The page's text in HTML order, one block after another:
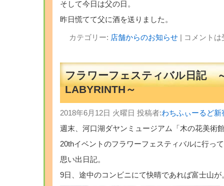
そして今日は父の日。
昨日慌てて父に酒を送りました。
カテゴリー: 店舗からのお知らせ| コメント
フラワーフェスティバル日記
LABYRINTH～
2018年6月12日 火曜日 投稿者:わちふぃーるど
週末、河口湖ダヤンミュージアム「木の花美術
20thイベントのフラワーフェスティバルに行っ
思い出日記。
9日、途中のコンビニにて快晴であれば富士山が